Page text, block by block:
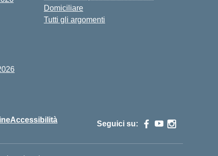
Domiciliare
Tutti gli argomenti
Accessibilità Seguici su: